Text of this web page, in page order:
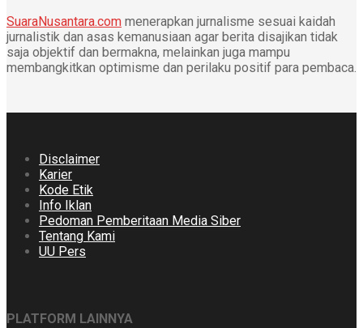
SuaraNusantara.com menerapkan jurnalisme sesuai kaidah
jurnalistik dan asas kemanusiaan agar berita disajikan tidak
saja objektif dan bermakna, melainkan juga mampu
membangkitkan optimisme dan perilaku positif para pembaca.
Disclaimer
Karier
Kode Etik
Info Iklan
Pedoman Pemberitaan Media Siber
Tentang Kami
UU Pers
PLATFORM LAINNYA